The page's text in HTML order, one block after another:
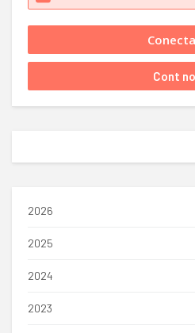
2026
2025
2024
2023